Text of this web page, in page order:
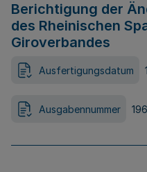
Berichtigung der
des Rheinischen
Giroverbandes
Ausfertigungsdatum
Ausgabennummer 196